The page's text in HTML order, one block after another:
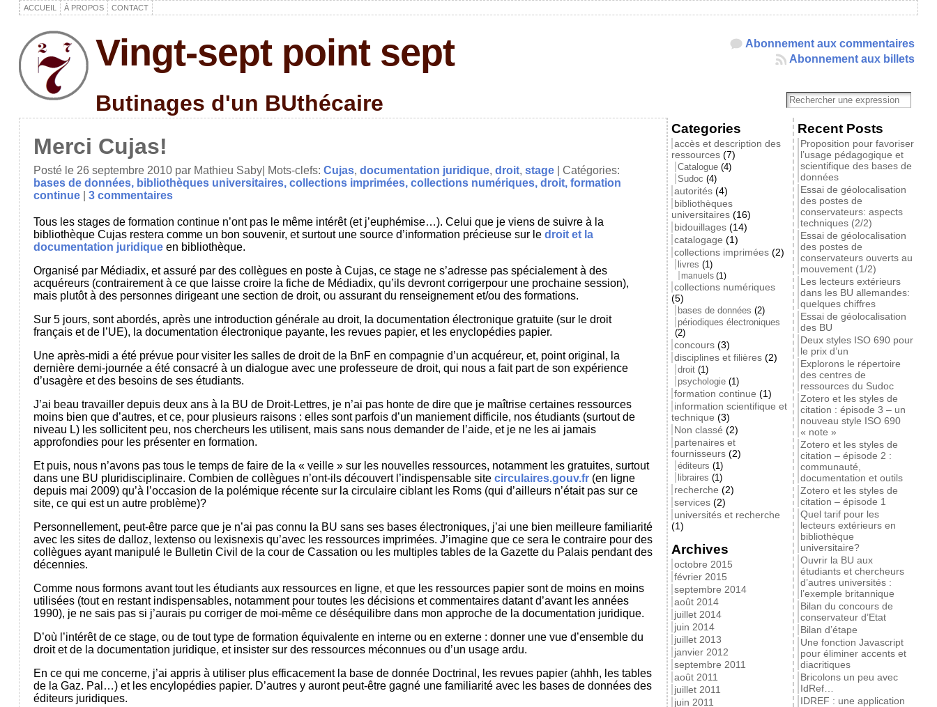
ACCUEIL À PROPOS CONTACT
Vingt-sept point sept
Butinages d'un BUthécaire
Abonnement aux commentaires
Abonnement aux billets
Merci Cujas!
Posté le 26 septembre 2010 par Mathieu Saby| Mots-clefs: Cujas, documentation juridique, droit, stage| Catégories:
bases de données, bibliothèques universitaires, collections imprimées, collections numériques, droit, formation
continue| 3 commentaires
Tous les stages de formation continue n’ont pas le même intérêt (et j’euphémise…). Celui que je viens de suivre à la
bibliothèque Cujas restera comme un bon souvenir, et surtout une source d’information précieuse sur le droit et la
documentation juridique en bibliothèque.
Organisé par Médiadix, et assuré par des collègues en poste à Cujas, ce stage ne s’adresse pas spécialement à des
acquéreurs (contrairement à ce que laisse croire la fiche de Médiadix, qu’ils devront corrigerpour une prochaine session),
mais plutôt à des personnes dirigeant une section de droit, ou assurant du renseignement et/ou des formations.
Sur 5 jours, sont abordés, après une introduction générale au droit, la documentation électronique gratuite (sur le droit
français et de l’UE), la documentation électronique payante, les revues papier, et les enyclopédies papier.
Une après-midi a été prévue pour visiter les salles de droit de la BnF en compagnie d’un acquéreur, et, point original, la
dernière demi-journée a été consacré à un dialogue avec une professeure de droit, qui nous a fait part de son expérience
d’usagère et des besoins de ses étudiants.
J’ai beau travailler depuis deux ans à la BU de Droit-Lettres, je n’ai pas honte de dire que je maîtrise certaines ressources
moins bien que d’autres, et ce, pour plusieurs raisons : elles sont parfois d’un maniement difficile, nos étudiants (surtout de
niveau L) les sollicitent peu, nos chercheurs les utilisent, mais sans nous demander de l’aide, et je ne les ai jamais
approfondies pour les présenter en formation.
Et puis, nous n’avons pas tous le temps de faire de la « veille » sur les nouvelles ressources, notamment les gratuites, surtout
dans une BU pluridisciplinaire. Combien de collègues n’ont-ils découvert l’indispensable site circulaires.gouv.fr (en ligne
depuis mai 2009) qu’à l’occasion de la polémique récente sur la circulaire ciblant les Roms (qui d’ailleurs n’était pas sur ce
site, ce qui est un autre problème)?
Personnellement, peut-être parce que je n’ai pas connu la BU sans ses bases électroniques, j’ai une bien meilleure familiarité
avec les sites de dalloz, lextenso ou lexisnexis qu’avec les ressources imprimées. J’imagine que ce sera le contraire pour des
collègues ayant manipulé le Bulletin Civil de la cour de Cassation ou les multiples tables de la Gazette du Palais pendant des
décennies.
Comme nous formons avant tout les étudiants aux ressources en ligne, et que les ressources papier sont de moins en moins
utilisées (tout en restant indispensables, notamment pour toutes les décisions et commentaires datant d’avant les années
1990), je ne sais pas si j’aurais pu corriger de moi-même ce déséquilibre dans mon approche de la documentation juridique.
D’où l’intérêt de ce stage, ou de tout type de formation équivalente en interne ou en externe : donner une vue d’ensemble du
droit et de la documentation juridique, et insister sur des ressources méconnues ou d’un usage ardu.
En ce qui me concerne, j’ai appris à utiliser plus efficacement la base de donnée Doctrinal, les revues papier (ahhh, les tables
de la Gaz. Pal…) et les encylopédies papier. D’autres y auront peut-être gagné une familiarité avec les bases de données des
éditeurs juridiques.
Categories
accès et description des
ressources(7)
Catalogue(4)
Sudoc (4)
autorités(4)
bibliothèques
universitaires(16)
bidouillages(14)
catalogage (1)
collections imprimées(2)
livres (1)
manuels(1)
collections numériques
(5)
bases de données (2)
périodiques électroniques
(2)
concours(3)
disciplines et filières(2)
droit(1)
psychologie(1)
formation continue (1)
information scientifique et
technique (3)
Non classé (2)
partenaires et
fournisseurs(2)
éditeurs (1)
libraires (1)
recherche (2)
services(2)
universités et recherche
(1)
Archives
octobre 2015
février 2015
septembre 2014
août 2014
juillet 2014
juin 2014
juillet 2013
janvier 2012
septembre 2011
août 2011
juillet 2011
juin 2011
Recent Posts
Proposition pour favoriser
l’usage pédagogique et
scientifique des bases de
données
Essai de géolocalisation
des postes de
conservateurs: aspects
techniques (2/2)
Essai de géolocalisation
des postes de
conservateurs ouverts au
mouvement (1/2)
Les lecteurs extérieurs
dans les BU allemandes:
quelques chiffres
Essai de géolocalisation
des BU
Deux styles ISO 690 pour
le prix d’un
Explorons le répertoire
des centres de
ressources du Sudoc
Zotero et les styles de
citation : épisode 3 – un
nouveau style ISO 690
« note »
Zotero et les styles de
citation – épisode 2 :
communauté,
documentation et outils
Zotero et les styles de
citation – épisode 1
Quel tarif pour les
lecteurs extérieurs en
bibliothèque
universitaire?
Ouvrir la BU aux
étudiants et chercheurs
d’autres universités :
l’exemple britannique
Bilan du concours de
conservateur d’Etat
Bilan d’étape
Une fonction Javascript
pour éliminer accents et
diacritiques
Bricolons un peu avec
IdRef…
IDREF : une application